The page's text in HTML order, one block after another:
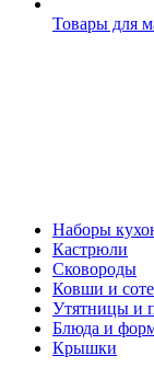
Товары для
Наборы
Кастрюли
Сковороды
Ковши и
Утятницы и
Блюда и
Крышки